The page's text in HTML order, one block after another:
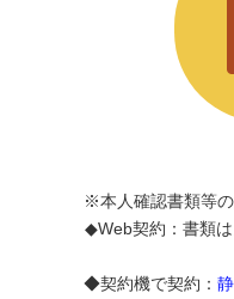
※本人確認書類等
◆Web契約：書類
◆契約機で契約：